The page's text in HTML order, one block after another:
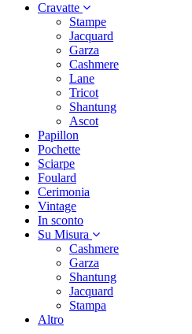
Cravatte
Stampe
Jacquard
Garza
Cashmere
Lane
Tricot
Shantung
Ascot
Papillon
Pochette
Sciarpe
Foulard
Cerimonia
Vintage
In sconto
Su Misura
Cashmere
Garza
Shantung
Jacquard
Stampa
Altro